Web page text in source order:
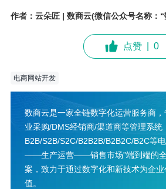
作者：云朵匠 | 数商云(微信公众号名称：“
点赞 0
电商网站开发
数商云是一家全链数字化运营服务商
业采购/DMS经销商/渠道商等管理系统
B2B/S2B/S2C/B2B2B/B2B2C/B2C等
——生产运营——销售市场”端到端的全
案，致力于通过数字化和新技术为企
值。